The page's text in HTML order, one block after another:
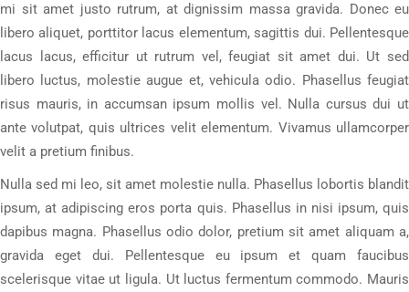
mi sit amet justo rutrum, at dignissim massa gravida. Donec eu
libero aliquet, porttitor lacus elementum, sagittis dui. Pellentesque
lacus lacus, efficitur ut rutrum vel, feugiat sit amet dui. Ut sed
libero luctus, molestie augue et, vehicula odio. Phasellus feugiat
risus mauris, in accumsan ipsum mollis vel. Nulla cursus dui ut
ante volutpat, quis ultrices velit elementum. Vivamus ullamcorper
velit a pretium finibus.
Nulla sed mi leo, sit amet molestie nulla. Phasellus lobortis blandit
ipsum, at adipiscing eros porta quis. Phasellus in nisi ipsum, quis
dapibus magna. Phasellus odio dolor, pretium sit amet aliquam a,
gravida eget dui. Pellentesque eu ipsum et quam faucibus
scelerisque vitae ut ligula. Ut luctus fermentum commodo. Mauris